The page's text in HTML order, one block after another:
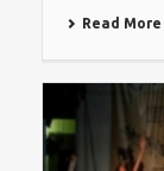
Read More